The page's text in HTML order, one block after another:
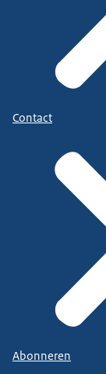
Contact
Abonneren